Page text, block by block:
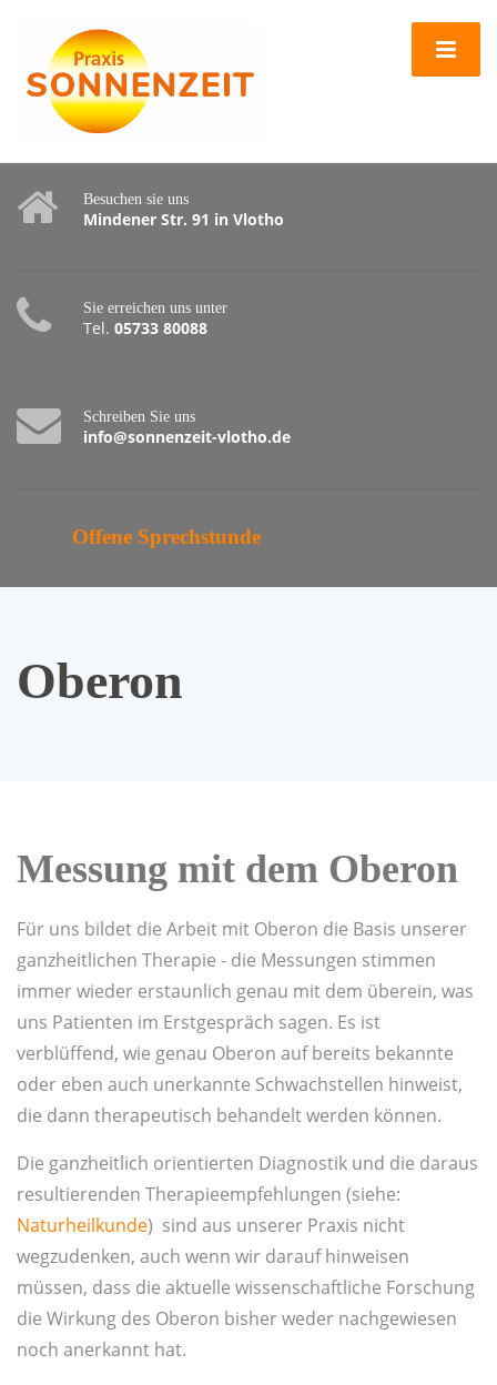
Besuchen sie uns
Mindener Str. 91 in Vlotho
Sie erreichen uns unter
Tel. 05733 80088
Schreiben Sie uns
info@sonnenzeit-vlotho.de
Offene Sprechstunde
Oberon
Messung mit dem Oberon
Für uns bildet die Arbeit mit Oberon die Basis unserer
ganzheitlichen Therapie - die Messungen stimmen
immer wieder erstaunlich genau mit dem überein, was
uns Patienten im Erstgespräch sagen. Es ist
verblüffend, wie genau Oberon auf bereits bekannte
oder eben auch unerkannte Schwachstellen hinweist,
die dann therapeutisch behandelt werden können.
Die ganzheitlich orientierten Diagnostik und die daraus
resultierenden Therapieempfehlungen (siehe:
Naturheilkunde) sind aus unserer Praxis nicht
wegzudenken, auch wenn wir darauf hinweisen
müssen, dass die aktuelle wissenschaftliche Forschung
die Wirkung des Oberon bisher weder nachgewiesen
noch anerkannt hat.